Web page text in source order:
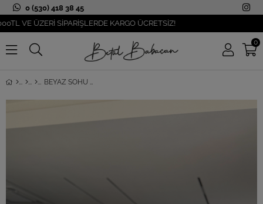
0 (530) 418 38 45
ÜZERİ SİPARİŞLERDE KARGO ÜCRETSİZ!
0
BEYAZ SOHU KAYIK YAKA BLUZ